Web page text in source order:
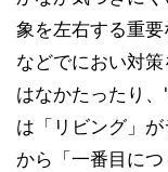
象を左右する重
などでにおい対
はなかたったり
は「リビング」
から「一番目に